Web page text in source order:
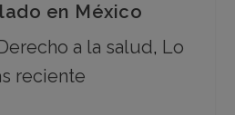
en México
a la salud, Lo
reciente